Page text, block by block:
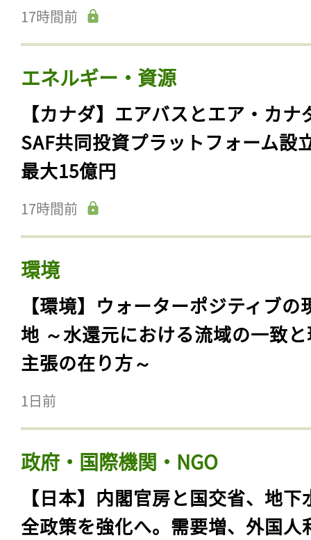
17時間前
エネルギー・資源
【カナダ】エアバスとエア・カナ
SAF共同投資プラットフォーム設
最大15億円
17時間前
環境
【環境】ウォーターポジティブの
地 ～水還元における流域の一致
主張の在り方～
1日前
政府・国際機関・NGO
【日本】内閣官房と国交省、地下
全政策を強化へ。需要増、外国人